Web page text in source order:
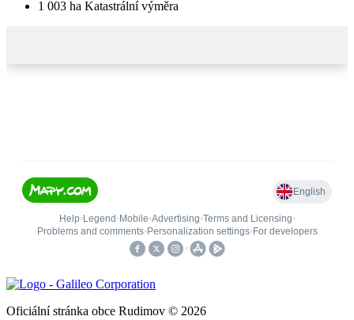
1 003 ha Katastrální výměra
Oficiální stránka obce Rudimov © 2026